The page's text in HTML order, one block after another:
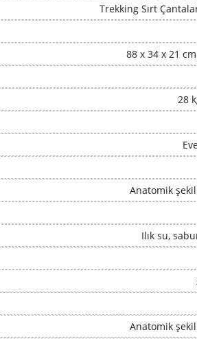
Trekking Sırt
88 x 34 x 21
28
Anatomik
Ilık su,
Anatomik